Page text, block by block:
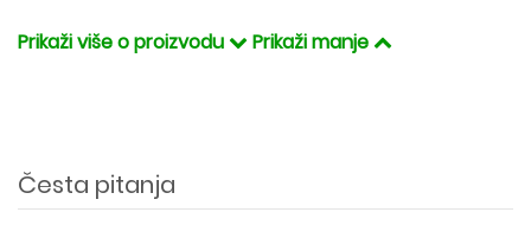
Prikaži više o proizvodu Prikaži manje
Česta pitanja